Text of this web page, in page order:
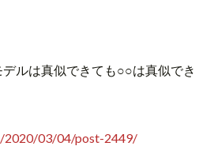
ルは真似できても○○は真似でき
2020/03/04/post-2449/